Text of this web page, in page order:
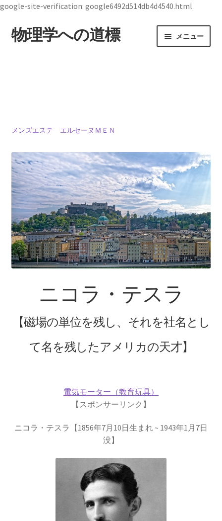
google-site-verification: google6492d514db4d4540.html
ナ
ビ
ス
ッ
プ
コ
ン
ッ
物理学への道標 メニュー
【1928年7月28日 ～1990年10月1日】— 量子世界
の常識を問い直した理論物理学者 —
デモクリトス
【インドまで出かけて見聞を広め、
原子・統計を始めた賢人】
ピタゴラス: Pythagoras
【謎に満ちた数と幾何学の創始者】
フォン・ノイマン
【 医学の視点から光の波動説を発展｜三原色の提唱】
歴史的な集合写真
1927年10月開催
メンズエステ エルセーヌＭＥＮ
ニコラ・テスラ
【磁場の単位を残し、それを社名とし
て名を残したアメリカの天才】
電気モーター（教育玩具）
【スポンサーリンク】
ニコラ・テスラ【1856年7月10日生まれ ~ 1943年1月7日
没】